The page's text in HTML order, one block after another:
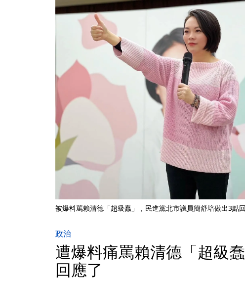
被爆料罵賴清德「超級蠢」，民進黨北市議員簡舒培做出3點
政治
遭爆料痛罵賴清德「超級
回應了